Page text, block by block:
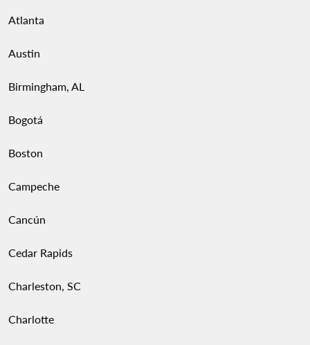
Atlanta
Austin
Birmingham, AL
Bogotá
Boston
Campeche
Cancún
Cedar Rapids
Charleston, SC
Charlotte